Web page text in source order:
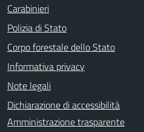
Carabinieri
Polizia di Stato
Corpo forestale dello Stato
Informativa privacy
Note legali
Dichiarazione di accessibilità
Amministrazione trasparente